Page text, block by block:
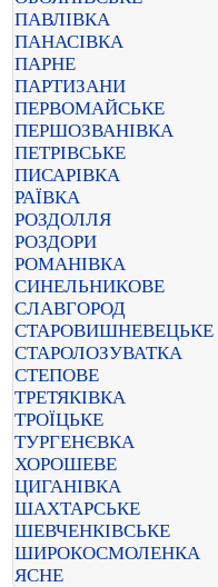
ПАВЛІВКА
ПАНАСІВКА
ПАРНЕ
ПАРТИЗАНИ
ПЕРВОМАЙСЬКЕ
ПЕРШОЗВАНІВКА
ПЕТРІВСЬКЕ
ПИСАРІВКА
РАЇВКА
РОЗДОЛЛЯ
РОЗДОРИ
РОМАНІВКА
СИНЕЛЬНИКОВЕ
СЛАВГОРОД
СТАРОВИШНЕВЕЦЬКЕ
СТАРОЛОЗУВАТКА
СТЕПОВЕ
ТРЕТЯКІВКА
ТРОЇЦЬКЕ
ТУРГЕНЄВКА
ХОРОШЕВЕ
ЦИГАНІВКА
ШАХТАРСЬКЕ
ШЕВЧЕНКІВСЬКЕ
ШИРОКОСМОЛЕНКА
ЯСНЕ